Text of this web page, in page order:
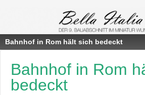
Bahnhof in Rom hält sich bedeckt
Bahnhof in Rom
bedeckt